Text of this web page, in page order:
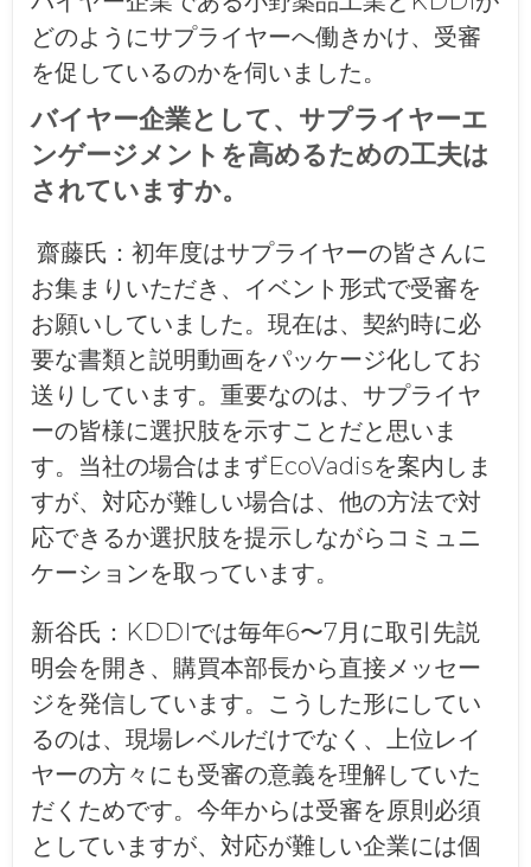
どのようにサプライヤーへ働きかけ、受審
を促しているのかを伺いました。
バイヤー企業として、サプライヤーエ
ンゲージメントを高めるための工夫は
されていますか。
齋藤氏： 初年度はサプライヤーの皆さんに
お集まりいただき、イベント形式で受審を
お願いしていました。現在は、契約時に必
要な書類と説明動画をパッケージ化してお
送りしています。重要なのは、サプライヤ
ーの皆様に選択肢を示すことだと思いま
す。当社の場合はまずEcoVadisを案内しま
すが、対応が難しい場合は、他の方法で対
応できるか選択肢を提示しながらコミュニ
ケーションを取っています。
新谷氏： KDDIでは毎年6〜7月に取引先説
明会を開き、購買本部長から直接メッセー
ジを発信しています。こうした形にしてい
るのは、現場レベルだけでなく、上位レイ
ヤーの方々にも受審の意義を理解していた
だくためです。今年からは受審を原則必須
としていますが、対応が難しい企業には個